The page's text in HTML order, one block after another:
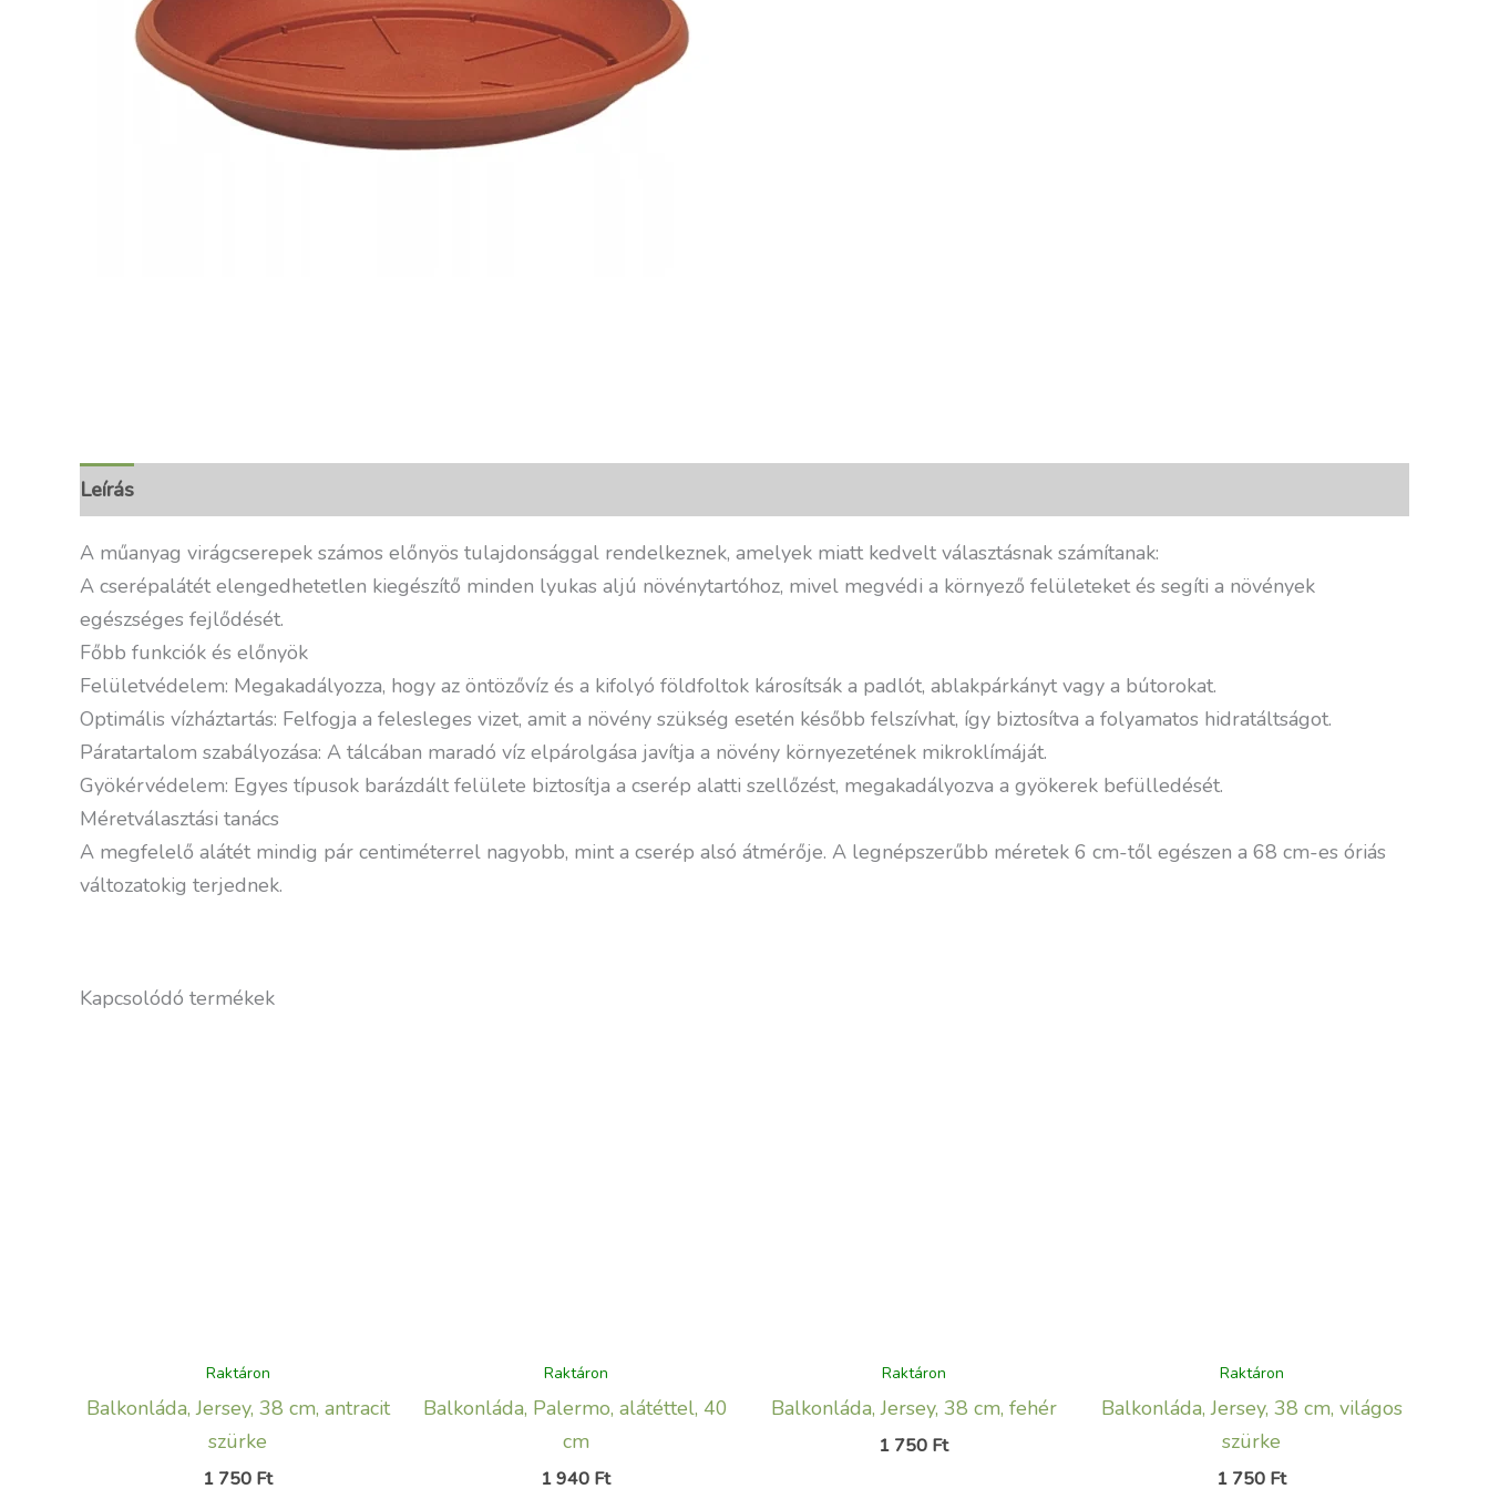
Leírás
A műanyag virágcserepek számos előnyös tulajdonsággal rendelkeznek, amelyek miatt kedvelt választásnak számítanak:
A cserépalátét elengedhetetlen kiegészítő minden lyukas aljú növénytartóhoz, mivel megvédi a környező felületeket és segíti a növények
egészséges fejlődését.
Főbb funkciók és előnyök
Felületvédelem: Megakadályozza, hogy az öntözővíz és a kifolyó földfoltok károsítsák a padlót, ablakpárkányt vagy a bútorokat.
Optimális vízháztartás: Felfogja a felesleges vizet, amit a növény szükség esetén később felszívhat, így biztosítva a folyamatos hidratáltságot.
Páratartalom szabályozása: A tálcában maradó víz elpárolgása javítja a növény környezetének mikroklímáját.
Gyökérvédelem: Egyes típusok barázdált felülete biztosítja a cserép alatti szellőzést, megakadályozva a gyökerek befülledését.
Méretválasztási tanács
A megfelelő alátét mindig pár centiméterrel nagyobb, mint a cserép alsó átmérője. A legnépszerűbb méretek 6 cm-től egészen a 68 cm-es óriás
változatokig terjednek.
Kapcsolódó termékek
Raktáron
Balkonláda, Jersey, 38 cm, antracit
szürke
1 750 Ft
Raktáron
Balkonláda, Palermo, alátéttel, 40
cm
1 940 Ft
Raktáron
Balkonláda, Jersey, 38 cm, fehér
1 750 Ft
Raktáron
Balkonláda, Jersey, 38 cm, világos
szürke
1 750 Ft